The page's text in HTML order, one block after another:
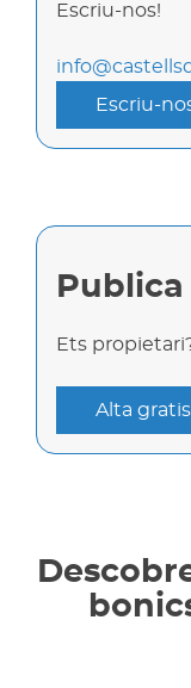
Escriu-nos!
Escriu-
Ets
Alta gratis